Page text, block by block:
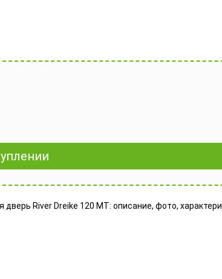
River Dreike 120 МТ: описание, фото,